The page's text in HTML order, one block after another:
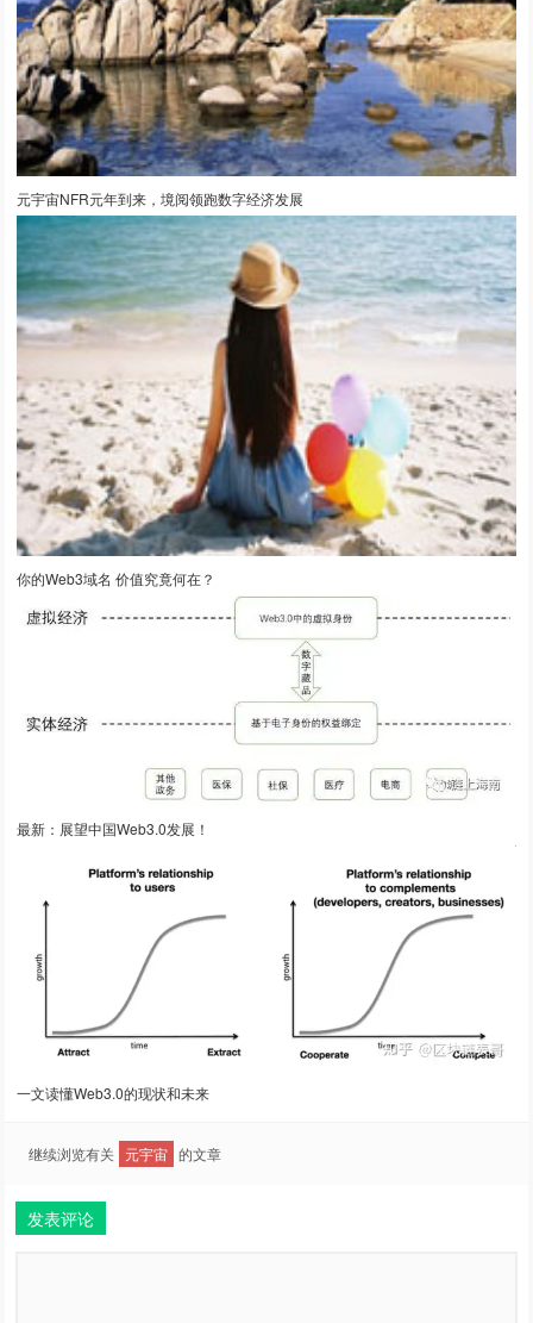
元宇宙NFR元年到来，境阅领跑数字经济发展
你的Web3域名 价值究竟何在？
最新：展望中国Web3.0发展！
一文读懂Web3.0的现状和未来
继续浏览有关 元宇宙 的文章
发表评论